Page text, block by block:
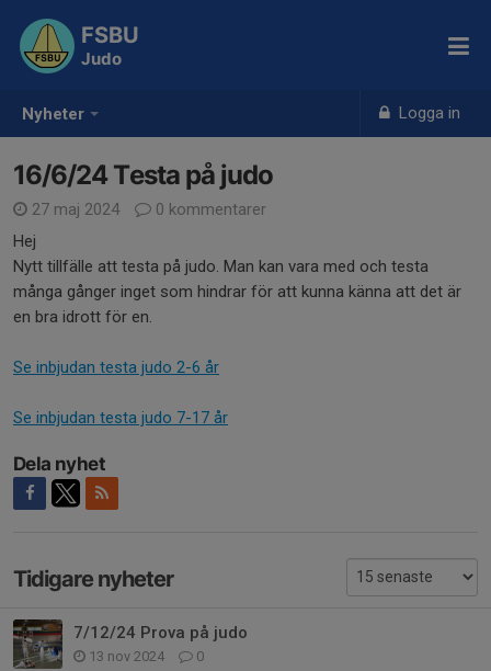
Nyheter Logga in
FSBU
Judo
16/6/24 Testa på judo
27 maj 2024
0 kommentarer
Hej
Nytt tillfälle att testa på judo. Man kan vara med och testa
många gånger inget som hindrar för att kunna känna att det är
en bra idrott för en.
Se inbjudan testa judo 2-6 år
Se inbjudan testa judo 7-17 år
Dela nyhet
Tidigare nyheter
7/12/24 Prova på judo
13 nov 2024 0